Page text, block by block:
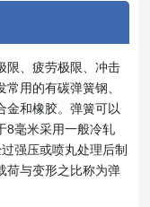
限、疲劳极限、冲击
常用的有碳弹簧钢、
金和橡胶。弹簧可以
8毫米采用一般冷轧
强压或喷丸处理后制
荷与变形之比称为弹